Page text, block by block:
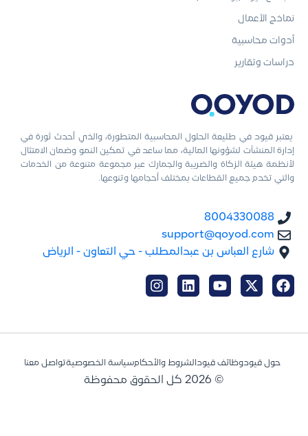
يعتبر قيود في طليعة الحلول المحاسبية المتطورة، والذي أحدث ثورة في
إدارة المنشآت لشؤونها المالية، مما ساعد في تمكين النمو وضمان الامتثال
لأنظمة هيئة الزكاة والضريبة والجمارك عبر مجموعة متنوعة من الخدمات
والتي تخدم جميع القطاعات بمختلف أحجامها وتنوعها.
8004330088
support@qoyod.com
شارع العباس بن عبدالمطلب - حي التعاون - الرياض
نماذج الأعمال
أدوات محاسبية
دراسات وتقارير
حول قيودوظائف قيود الشروط والأحكامسياسة الخصوصيةتواصل معنا
© 2026 كل الحقوق محفوظة